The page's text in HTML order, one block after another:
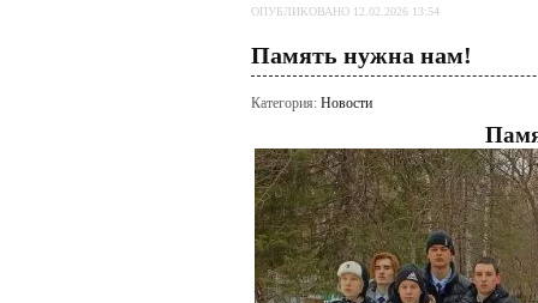
ОПУБЛИКОВАНО 12.02.2026 13:54
Память нужна нам!
Категория: Новости